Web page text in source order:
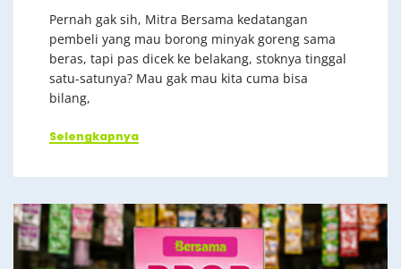
Pernah gak sih, Mitra Bersama kedatangan
pembeli yang mau borong minyak goreng sama
beras, tapi pas dicek ke belakang, stoknya tinggal
satu-satunya? Mau gak mau kita cuma bisa
bilang,
Selengkapnya